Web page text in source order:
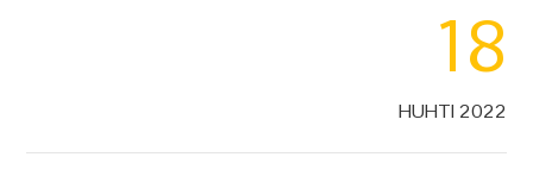
18
HUHTI 2022